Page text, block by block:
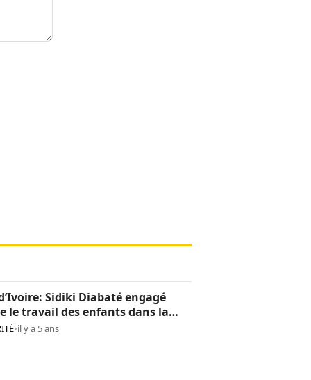
Sidiki Diabaté engagé
le travail des enfants dans la
•il y a 5 ans